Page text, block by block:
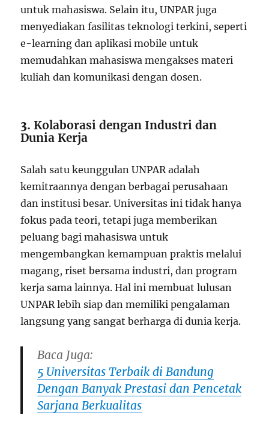
untuk mahasiswa. Selain itu, UNPAR juga
menyediakan fasilitas teknologi terkini, seperti
e-learning dan aplikasi mobile untuk
memudahkan mahasiswa mengakses materi
kuliah dan komunikasi dengan dosen.
3.Kolaborasi dengan Industri dan
Dunia Kerja
Salah satu keunggulan UNPAR adalah
kemitraannya dengan berbagai perusahaan
dan institusi besar. Universitas ini tidak hanya
fokus pada teori, tetapi juga memberikan
peluang bagi mahasiswa untuk
mengembangkan kemampuan praktis melalui
magang, riset bersama industri, dan program
kerja sama lainnya. Hal ini membuat lulusan
UNPAR lebih siap dan memiliki pengalaman
langsung yang sangat berharga di dunia kerja.
Baca Juga:
5 Universitas Terbaik di Bandung
Dengan Banyak Prestasi dan Pencetak
Sarjana Berkualitas